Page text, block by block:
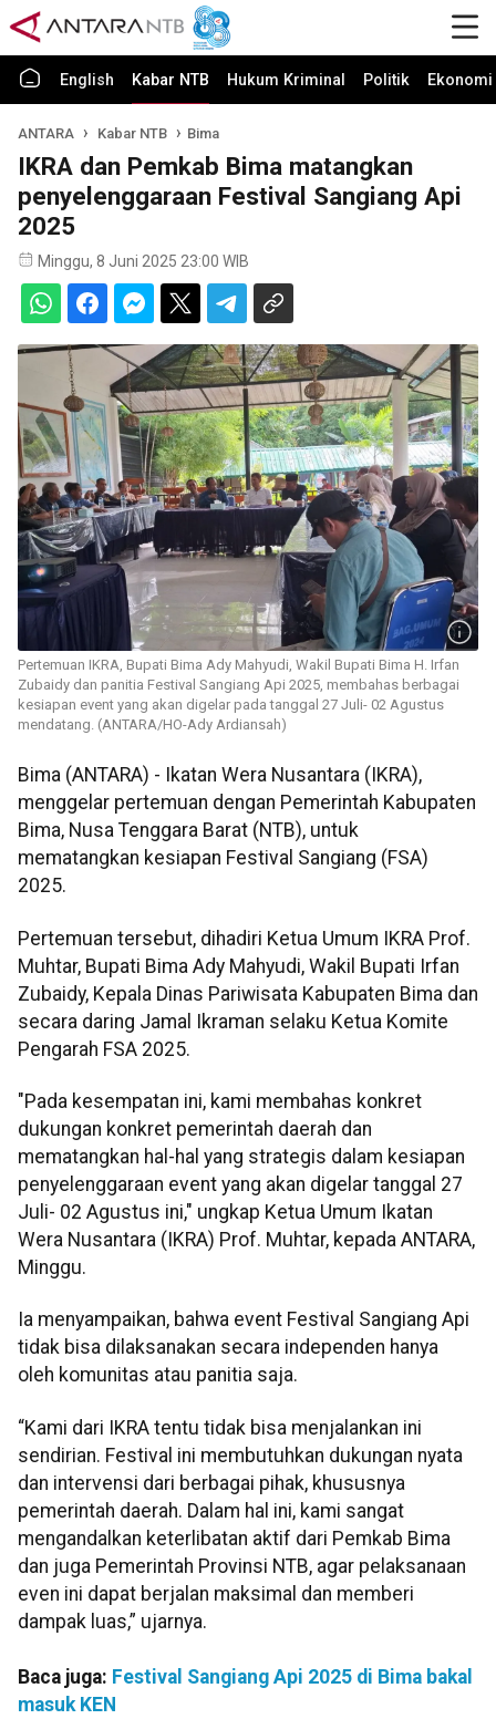
English Kabar NTB Hukum Kriminal Politik
ANTARA Kabar NTB Bima
IKRA dan Pemkab Bima matangkan
penyelenggaraan Festival Sangiang Api
2025
Minggu, 8 Juni 2025 23:00 WIB
Pertemuan IKRA, Bupati Bima Ady Mahyudi, Wakil Bupati Bima H. Irfan
Zubaidy dan panitia Festival Sangiang Api 2025, membahas berbagai
kesiapan event yang akan digelar pada tanggal 27 Juli- 02 Agustus
mendatang. (ANTARA/HO-Ady Ardiansah)
Bima (ANTARA) - Ikatan Wera Nusantara (IKRA),
menggelar pertemuan dengan Pemerintah Kabupaten
Bima, Nusa Tenggara Barat (NTB), untuk
mematangkan kesiapan Festival Sangiang (FSA)
2025.
Pertemuan tersebut, dihadiri Ketua Umum IKRA Prof.
Muhtar, Bupati Bima Ady Mahyudi, Wakil Bupati Irfan
Zubaidy, Kepala Dinas Pariwisata Kabupaten Bima dan
secara daring Jamal Ikraman selaku Ketua Komite
Pengarah FSA 2025.
"Pada kesempatan ini, kami membahas konkret
dukungan konkret pemerintah daerah dan
mematangkan hal-hal yang strategis dalam kesiapan
penyelenggaraan event yang akan digelar tanggal 27
Juli- 02 Agustus ini," ungkap Ketua Umum Ikatan
Wera Nusantara (IKRA) Prof. Muhtar, kepada ANTARA,
Minggu.
Ia menyampaikan, bahwa event Festival Sangiang Api
tidak bisa dilaksanakan secara independen hanya
oleh komunitas atau panitia saja.
“Kami dari IKRA tentu tidak bisa menjalankan ini
sendirian. Festival ini membutuhkan dukungan nyata
dan intervensi dari berbagai pihak, khususnya
pemerintah daerah. Dalam hal ini, kami sangat
mengandalkan keterlibatan aktif dari Pemkab Bima
dan juga Pemerintah Provinsi NTB, agar pelaksanaan
even ini dapat berjalan maksimal dan memberi
dampak luas,” ujarnya.
Baca juga: Festival Sangiang Api 2025 di Bima bakal
masuk KEN